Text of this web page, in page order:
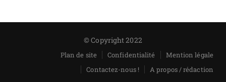
© Copyright 2022
Plan de site Confidentialité
Mention légale
Contactez-nous !
A propos / rédaction